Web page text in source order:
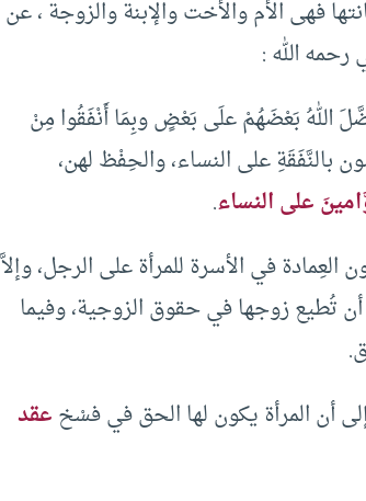
فهى الأم والأخت والإبنة والزوجة ، عن
الله :
اللهُ بَعْضَهُمْ علَى بَعْضٍ وبِمَا أَنْفَقُوا مِنْ
يَقومون بالنَّفَقَةِ على النساء، والحِفْظ لهن،
على النساء.
في الأسرة للمرأة على الرجل، وإلاَّ
تُطيع زوجها في حقوق الزوجية، وفيما
أن المرأة يكون لها الحق في فسْخعقد